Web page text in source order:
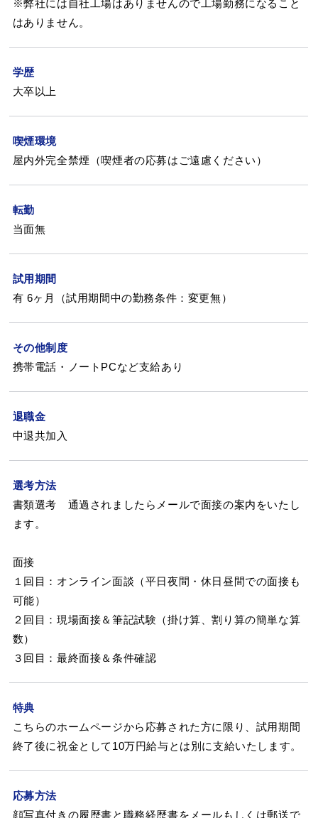
※弊社には自社工場はありませんので工場勤務になること
はありません。
学歴
大卒以上
喫煙環境
屋内外完全禁煙（喫煙者の応募はご遠慮ください）
転勤
当面無
試用期間
有 6ヶ月（試用期間中の勤務条件：変更無）
その他制度
携帯電話・ノートPCなど支給あり
退職金
中退共加入
選考方法
書類選考 通過されましたらメールで面接の案内をいたし
ます。
面接
１回目：オンライン面談（平日夜間・休日昼間での面接も
可能）
２回目：現場面接＆筆記試験（掛け算、割り算の簡単な算
数）
３回目：最終面接＆条件確認
特典
こちらのホームページから応募された方に限り、試用期間
終了後に祝金として10万円給与とは別に支給いたします。
応募方法
顔写真付きの履歴書と職務経歴書をメールもしくは郵送で